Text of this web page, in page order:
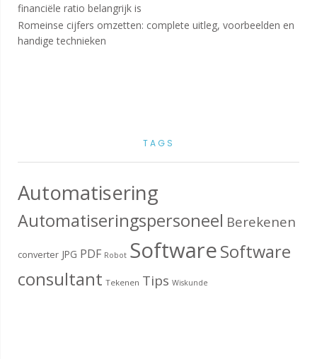
financiële ratio belangrijk is
Romeinse cijfers omzetten: complete uitleg, voorbeelden en
handige technieken
TAGS
Automatisering
Automatiseringspersoneel Berekenen
converter JPG PDF Robot SoftwareSoftware
consultant Tekenen Tips Wiskunde